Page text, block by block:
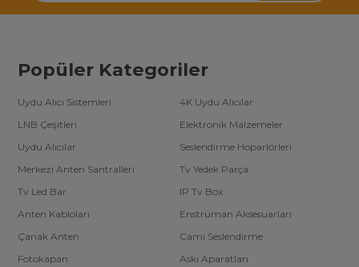
Popüler Kategoriler
Uydu Alıcı Sistemleri
4K Uydu Alıcılar
LNB Çeşitleri
Elektronik Malzemeler
Uydu Alıcılar
Seslendirme Hoparlörleri
Merkezi Anten Santralleri
Tv Yedek Parça
Tv Led Bar
IP Tv Box
Anten Kabloları
Enstrüman Aksesuarları
Çanak Anten
Cami Seslendirme
Fotokapan
Askı Aparatları